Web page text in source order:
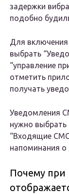
задержки
подобно
Для
выбрать
“управление
отметить
получать
Уведомления
нужно выбрать
“Входящие
напоминания о
Почему при